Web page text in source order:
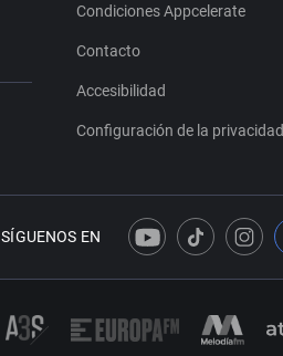
Condiciones Appcelerate
Contacto
Accesibilidad
Configuración de la privacidad
SÍGUENOS EN